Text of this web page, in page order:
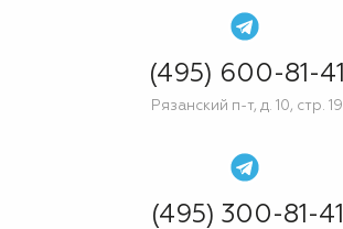
(495) 600-81-41
Рязанский п-т, д. 10, стр. 19
(495) 300-81-41